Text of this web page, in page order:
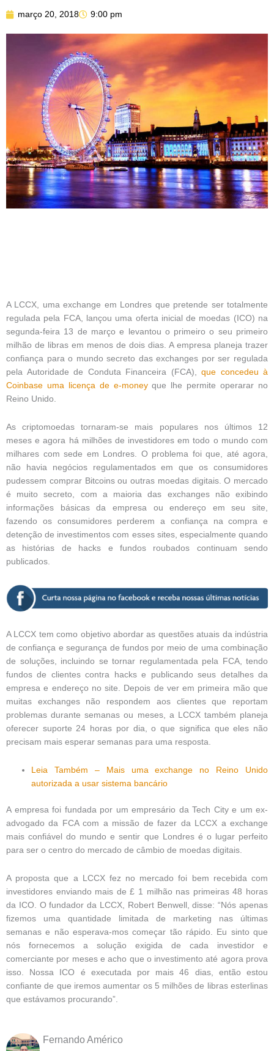
março 20, 2018 9:00 pm
A LCCX, uma exchange em Londres que pretende ser totalmente
regulada pela FCA, lançou uma oferta inicial de moedas (ICO) na
segunda-feira 13 de março e levantou o primeiro o seu primeiro
milhão de libras em menos de dois dias. A empresa planeja trazer
confiança para o mundo secreto das exchanges por ser regulada
pela Autoridade de Conduta Financeira (FCA), que concedeu à
Coinbase uma licença de e-moneyque lhe permite operarar no
Reino Unido.
As criptomoedas tornaram-se mais populares nos últimos 12
meses e agora há milhões de investidores em todo o mundo com
milhares com sede em Londres. O problema foi que, até agora,
não havia negócios regulamentados em que os consumidores
pudessem comprar Bitcoins ou outras moedas digitais. O mercado
é muito secreto, com a maioria das exchanges não exibindo
informações básicas da empresa ou endereço em seu site,
fazendo os consumidores perderem a confiança na compra e
detenção de investimentos com esses sites, especialmente quando
as histórias de hacks e fundos roubados continuam sendo
publicados.
A LCCX tem como objetivo abordar as questões atuais da indústria
de confiança e segurança de fundos por meio de uma combinação
de soluções, incluindo se tornar regulamentada pela FCA, tendo
fundos de clientes contra hacks e publicando seus detalhes da
empresa e endereço no site. Depois de ver em primeira mão que
muitas exchanges não respondem aos clientes que reportam
problemas durante semanas ou meses, a LCCX também planeja
oferecer suporte 24 horas por dia, o que significa que eles não
precisam mais esperar semanas para uma resposta.
Leia Também – Mais uma exchange no Reino Unido
autorizada a usar sistema bancário
A empresa foi fundada por um empresário da Tech City e um ex-
advogado da FCA com a missão de fazer da LCCX a exchange
mais confiável do mundo e sentir que Londres é o lugar perfeito
para ser o centro do mercado de câmbio de moedas digitais.
A proposta que a LCCX fez no mercado foi bem recebida com
investidores enviando mais de £ 1 milhão nas primeiras 48 horas
da ICO. O fundador da LCCX, Robert Benwell, disse: “Nós apenas
fizemos uma quantidade limitada de marketing nas últimas
semanas e não esperava-mos começar tão rápido. Eu sinto que
nós fornecemos a solução exigida de cada investidor e
comerciante por meses e acho que o investimento até agora prova
isso. Nossa ICO é executada por mais 46 dias, então estou
confiante de que iremos aumentar os 5 milhões de libras esterlinas
que estávamos procurando”.
Fernando Américo